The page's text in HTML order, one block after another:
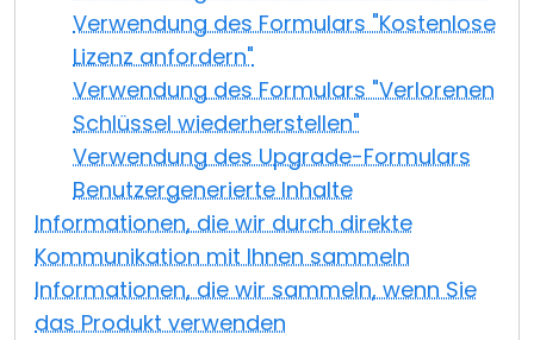
Verwendung des Formulars "Kostenlose
Lizenz anfordern"
Verwendung des Formulars "Verlorenen
Schlüssel wiederherstellen"
Verwendung des Upgrade-Formulars
Benutzergenerierte Inhalte
Informationen, die wir durch direkte
Kommunikation mit Ihnen sammeln
Informationen, die wir sammeln, wenn Sie
das Produkt verwenden